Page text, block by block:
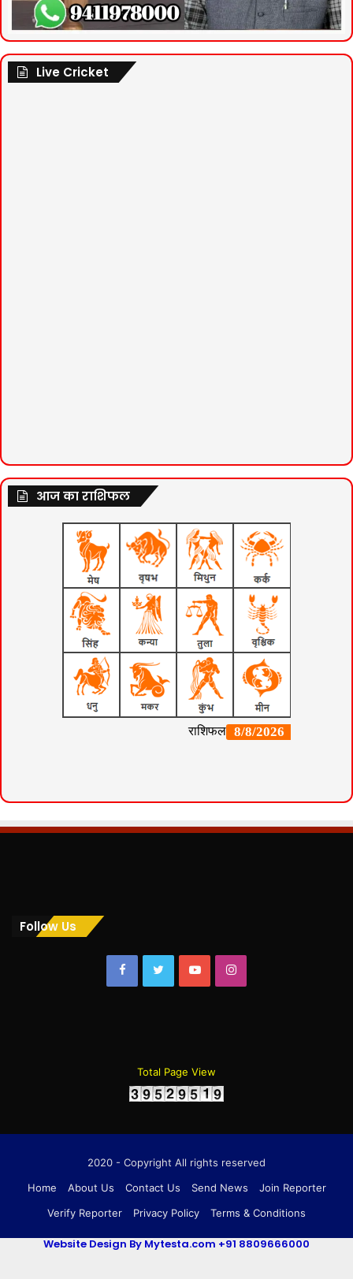
Live Cricket
आज का राशिफल
Follow Us
FacebookTwitterYouTubeInstagram
Total Page View
2020 - Copyright All rights reserved
Home
About Us Contact Us Send News
Join Reporter
Verify Reporter
Privacy Policy Terms & Conditions
Website Design By Mytesta.com +91 8809666000